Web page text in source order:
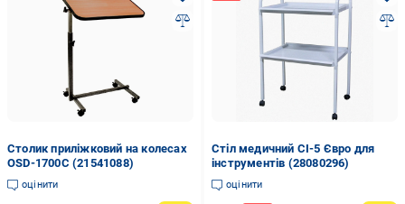
Столик приліжковий на колесах
OSD-1700C (21541088)
оцінити
Стіл медичний СІ-5 Євро для
інструментів (28080296)
оцінити